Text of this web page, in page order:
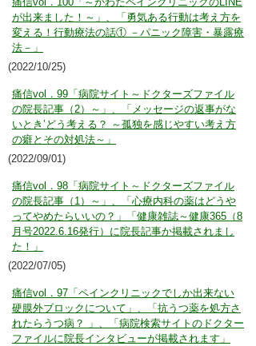
が出来ました！～」、「勇気ある行動は考え方を
変える！行動療法の話① －パニック障害・暴露療
法－」
(2022/10/25)
痛信vol．99「病院サイト～ドクターズファイル
の院長記事（2）～」、「メッセージの返事がな
いとき’どう考える？ ～孤独を感じやすい考え方
の癖とその対処法～」
(2022/09/01)
痛信vol．98「病院サイト～ドクターズファイル
の院長記事（1）～」、「心療内科の薬はどうや
ってやめたらいいの？」「健康雑誌～健康365（8
月号2022.6.16発行）に院長記事か掲載されまし
た！」
(2022/07/05)
痛信vol．97「ペインクリニックでしか出来ない
硬膜外ブロックについて」、「抗うつ薬を処方さ
れたらうつ病？ 」、「病院検索サイトのドクター
ファイルに院長インタビューが掲載されます」